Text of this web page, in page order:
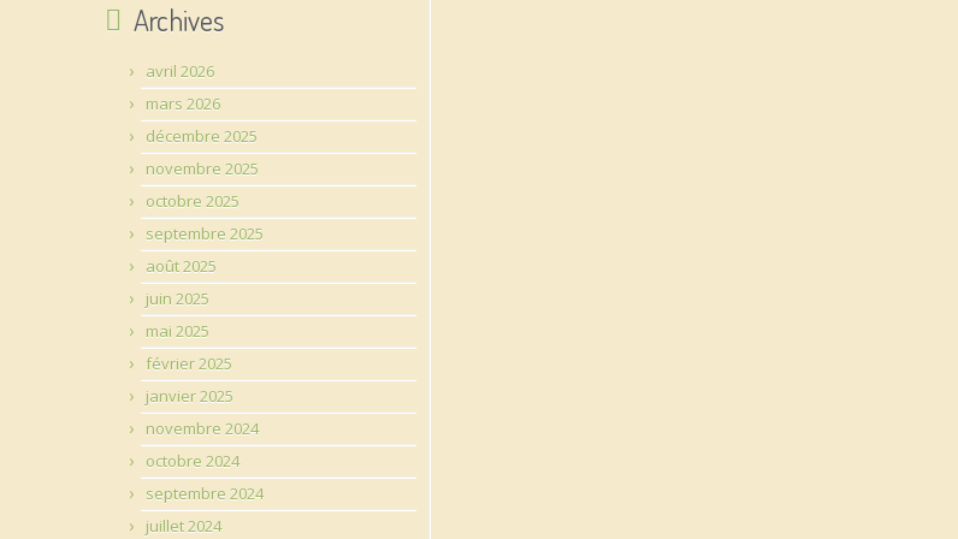
Archives
avril 2026
mars 2026
décembre 2025
novembre 2025
octobre 2025
septembre 2025
août 2025
juin 2025
mai 2025
février 2025
janvier 2025
novembre 2024
octobre 2024
septembre 2024
juillet 2024